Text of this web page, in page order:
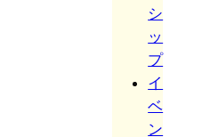
シ
ッ
プ
イ
ベ
ン